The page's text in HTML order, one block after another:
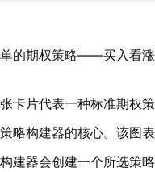
的期权策略——买入看
卡片代表一种标准期权
构建器的核心。该图
建器会创建一个所选策